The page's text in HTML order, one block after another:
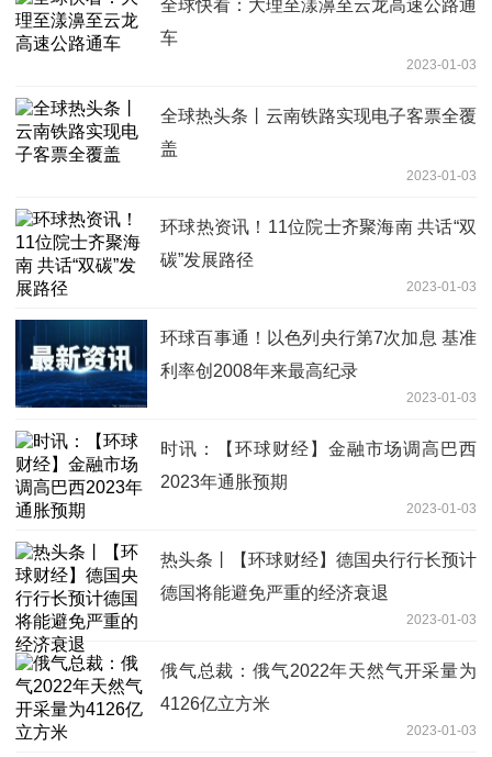
全球快看：大理至漾濞至云龙高速公路通
车
2023-01-03
全球热头条丨云南铁路实现电子客票全覆
盖
2023-01-03
环球热资讯！11位院士齐聚海南 共话“双
碳”发展路径
2023-01-03
环球百事通！以色列央行第7次加息 基准
利率创2008年来最高纪录
2023-01-03
时讯：【环球财经】金融市场调高巴西
2023年通胀预期
2023-01-03
热头条丨【环球财经】德国央行行长预计
德国将能避免严重的经济衰退
2023-01-03
俄气总裁：俄气2022年天然气开采量为
4126亿立方米
2023-01-03